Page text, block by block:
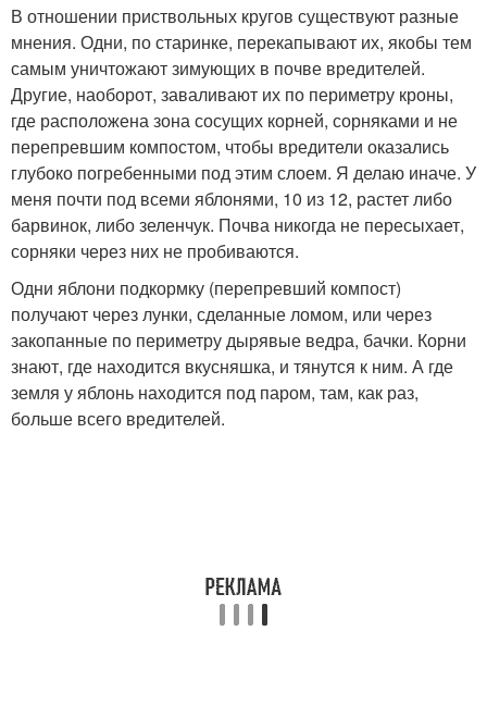
В отношении приствольных кругов существуют разные
мнения. Одни, по старинке, перекапывают их, якобы тем
самым уничтожают зимующих в почве вредителей.
Другие, наоборот, заваливают их по периметру кроны,
где расположена зона сосущих корней, сорняками и не
перепревшим компостом, чтобы вредители оказались
глубоко погребенными под этим слоем. Я делаю иначе. У
меня почти под всеми яблонями, 10 из 12, растет либо
барвинок, либо зеленчук. Почва никогда не пересыхает,
сорняки через них не пробиваются.
Одни яблони подкормку (перепревший компост)
получают через лунки, сделанные ломом, или через
закопанные по периметру дырявые ведра, бачки. Корни
знают, где находится вкусняшка, и тянутся к ним. А где
земля у яблонь находится под паром, там, как раз,
больше всего вредителей.